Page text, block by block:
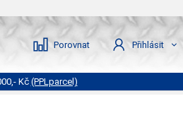
Porovnat Přihlásit
Kč (PPLparcel)